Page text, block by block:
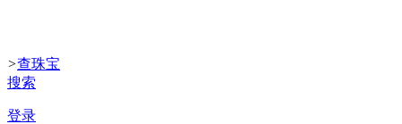
>查珠宝
搜索
登录